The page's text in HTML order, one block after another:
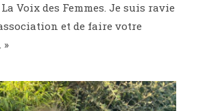
Voix des Femmes. Je suis ravie
et de faire votre
»